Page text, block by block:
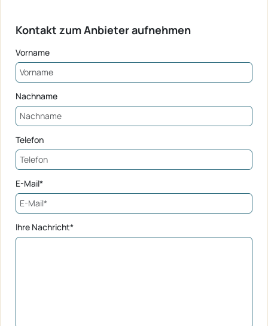
Kontakt zum Anbieter aufnehmen
Vorname
Nachname
Telefon
E-Mail*
Ihre Nachricht*